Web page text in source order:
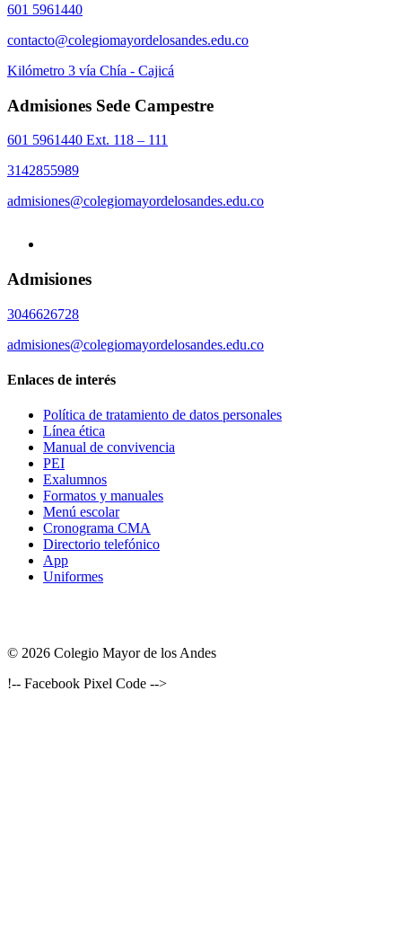
601 5961440
contacto@colegiomayordelosandes.edu.co
Kilómetro 3 vía Chía - Cajicá
Admisiones Sede Campestre
601 5961440 Ext. 118 – 111
3142855989
admisiones@colegiomayordelosandes.edu.co
Admisiones
3046626728
admisiones@colegiomayordelosandes.edu.co
Enlaces de interés
Política de tratamiento de datos personales
Línea ética
Manual de convivencia
PEI
Exalumnos
Formatos y manuales
Menú escolar
Cronograma CMA
Directorio telefónico
App
Uniformes
© 2026 Colegio Mayor de los Andes
!-- Facebook Pixel Code -->